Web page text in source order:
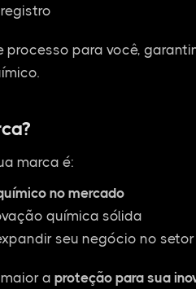
processo para você,
marca é:
no mercado
química sólida
seu negócio no
a proteção para sua